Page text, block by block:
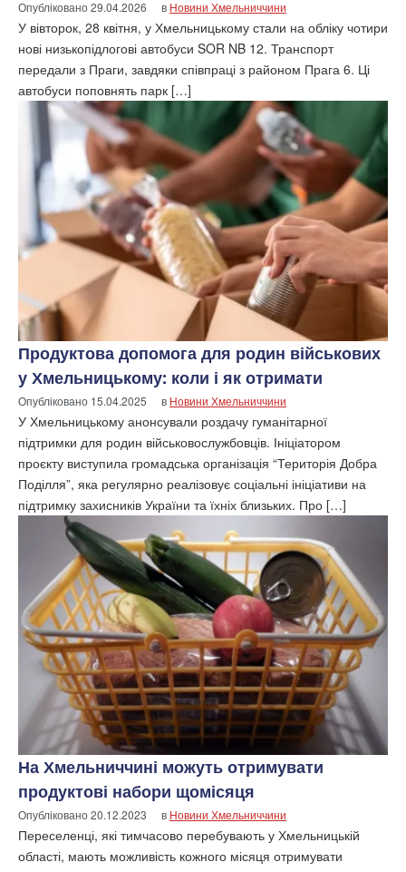
Опубліковано29.04.2026 в Новини Хмельниччини
У вівторок, 28 квітня, у Хмельницькому стали на обліку чотири
нові низькопідлогові автобуси SOR NB 12. Транспорт
передали з Праги, завдяки співпраці з районом Прага 6. Ці
автобуси поповнять парк […]
Продуктова допомога для родин військових
у Хмельницькому: коли і як отримати
Опубліковано 15.04.2025 в Новини Хмельниччини
У Хмельницькому анонсували роздачу гуманітарної
підтримки для родин військовослужбовців. Ініціатором
проєкту виступила громадська організація “Територія Добра
Поділля”, яка регулярно реалізовує соціальні ініціативи на
підтримку захисників України та їхніх близьких. Про […]
На Хмельниччині можуть отримувати
продуктові набори щомісяця
Опубліковано20.12.2023 в Новини Хмельниччини
Переселенці, які тимчасово перебувають у Хмельницькій
області, мають можливість кожного місяця отримувати